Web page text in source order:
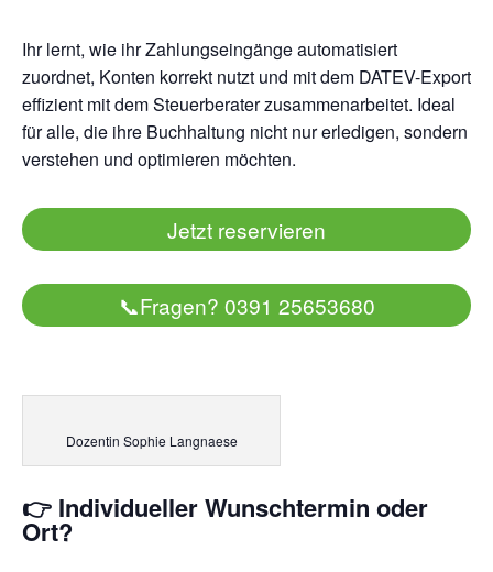
Ihr lernt, wie ihr Zahlungseingänge automatisiert
zuordnet, Konten korrekt nutzt und mit dem DATEV-Export
effizient mit dem Steuerberater zusammenarbeitet. Ideal
für alle, die ihre Buchhaltung nicht nur erledigen, sondern
verstehen und optimieren möchten.
Jetzt reservieren
📞Fragen? 0391 25653680
Dozentin Sophie Langnaese
👉 Individueller Wunschtermin oder
Ort?